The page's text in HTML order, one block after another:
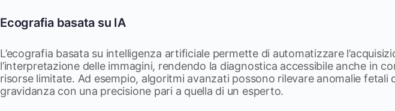
Ecografia basata su IA
L’ecografia basata su intelligenza artificiale permette di automatizzare
l’interpretazione delle immagini, rendendo la diagnostica accessibile anche in
risorse limitate. Ad esempio, algoritmi avanzati possono rilevare anomalie fetali
gravidanza con una precisione pari a quella di un esperto.